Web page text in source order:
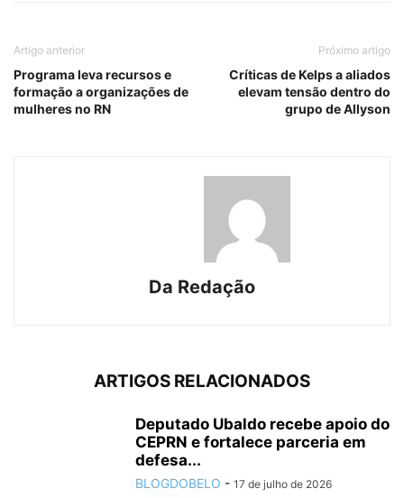
Artigo anterior
Programa leva recursos e
formação a organizações de
mulheres no RN
Próximo artigo
Críticas de Kelps a aliados
elevam tensão dentro do
grupo de Allyson
Da Redação
ARTIGOS RELACIONADOS
Deputado Ubaldo recebe apoio do
CEPRN e fortalece parceria em
defesa...
BLOGDOBELO - 17 de julho de 2026